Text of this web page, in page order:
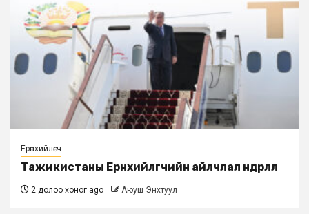
Ерөнхийлөгч
Тажикистаны Ерөнхийлөгчийн айлчлал өндөрлөлөө
2 долоо хоног ago Аюуш Энхтуул